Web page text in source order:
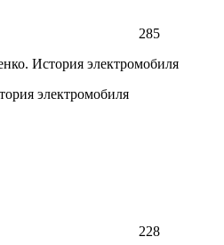
285
электромобиля
228